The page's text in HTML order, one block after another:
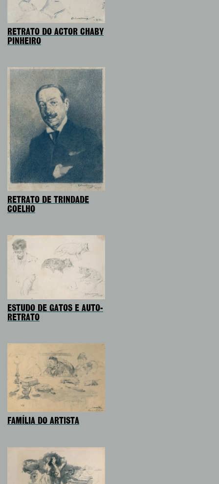
RETRATO DO ACTOR CHABY
PINHEIRO
RETRATO DE TRINDADE
COELHO
ESTUDO DE GATOS E AUTO-
RETRATO
FAMÍLIA DO ARTISTA